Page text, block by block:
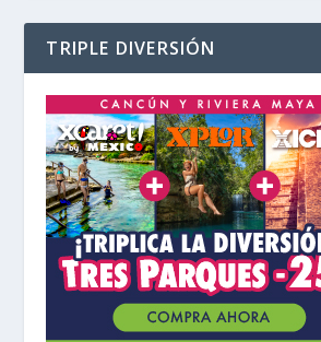
TRIPLE DIVERSIÓN